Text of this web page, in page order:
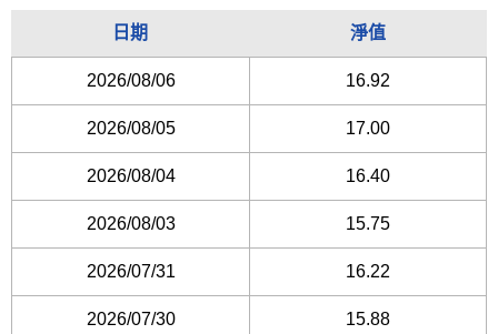
日期 淨值
2026/08/06 16.92
2026/08/05 17.00
2026/08/04 16.40
2026/08/03 15.75
2026/07/31 16.22
2026/07/30 15.88